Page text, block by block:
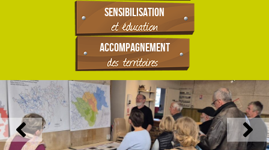
SENSIBILISATION
ACCOMPAGNEMENT